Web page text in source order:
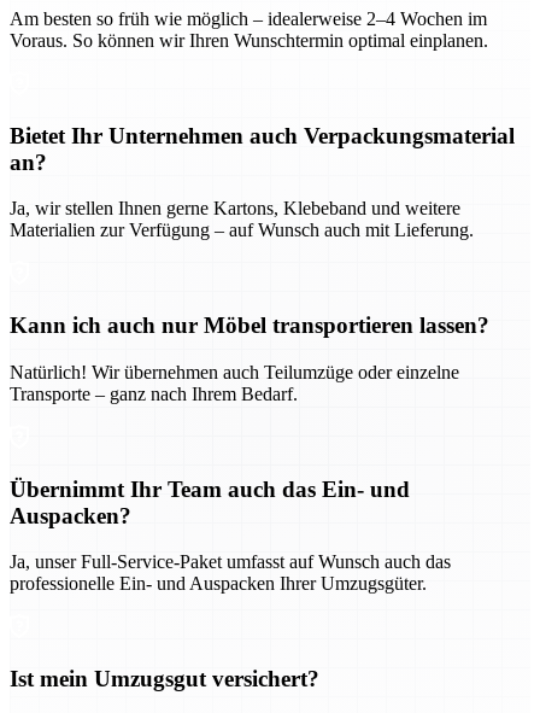
Am besten so früh wie möglich – idealerweise 2–4 Wochen im
Voraus. So können wir Ihren Wunschtermin optimal einplanen.
Bietet Ihr Unternehmen auch Verpackungsmaterial
an?
Ja, wir stellen Ihnen gerne Kartons, Klebeband und weitere
Materialien zur Verfügung – auf Wunsch auch mit Lieferung.
Kann ich auch nur Möbel transportieren lassen?
Natürlich! Wir übernehmen auch Teilumzüge oder einzelne
Transporte – ganz nach Ihrem Bedarf.
Übernimmt Ihr Team auch das Ein- und
Auspacken?
Ja, unser Full-Service-Paket umfasst auf Wunsch auch das
professionelle Ein- und Auspacken Ihrer Umzugsgüter.
Ist mein Umzugsgut versichert?